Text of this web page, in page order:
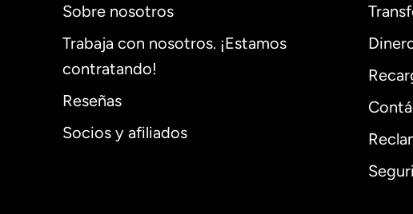
Sobre nosotros
Trabaja con nosotros. ¡Estamos
contratando!
Reseñas
Socios y afiliados